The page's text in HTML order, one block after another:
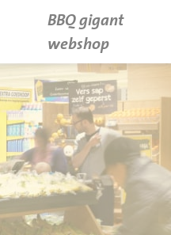
BBQ gigant
webshop